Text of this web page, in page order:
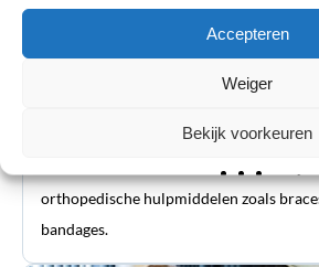
Accepteren
Weiger
Bekijk voorkeuren
Informatie over blessures en advies bij
orthopedische hulpmiddelen zoals
bandages.